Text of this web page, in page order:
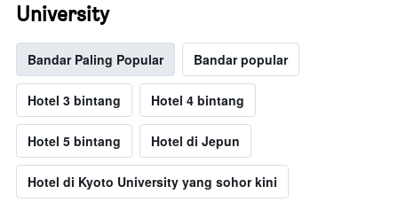
University
Bandar Paling Popular Bandar popular
Hotel 3 bintang Hotel 4 bintang
Hotel 5 bintang Hotel di Jepun
Hotel di Kyoto University yang sohor kini